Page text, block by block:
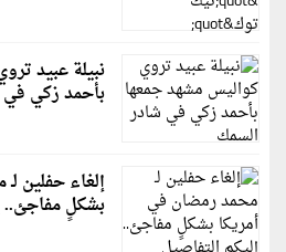
نبيلة عبيد
بأحمد زكي
إلغاء حفلين
بشكلٍ مفاجئ..